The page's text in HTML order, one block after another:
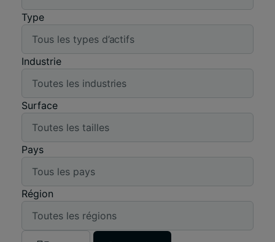
Type
Industrie
Surface
Pays
Région